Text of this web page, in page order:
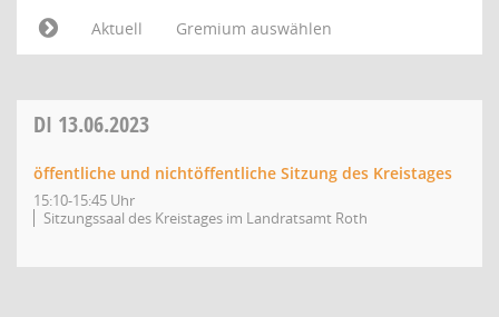
Aktuell
Gremium auswählen
DI 13.06.2023
öffentliche und nichtöffentliche Sitzung des Kreistages
15:10-15:45 Uhr
Sitzungssaal des Kreistages im Landratsamt Roth